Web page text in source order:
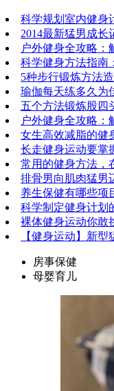
科学规划室内健身
2014最新猛男成长
户外健身全攻略：
科学健身方法指南
5种步行锻炼方法
瑜伽每天练多久为
五个方法锻炼股四
户外健身全攻略：
女生高效减脂的健
长走健身运动要掌
常用的健身方法，
排骨男向肌肉猛男
养生保健有哪些项
科学制定健身计划
裸体健身运动你敢
【健身运动】新
房事保健
母婴育儿